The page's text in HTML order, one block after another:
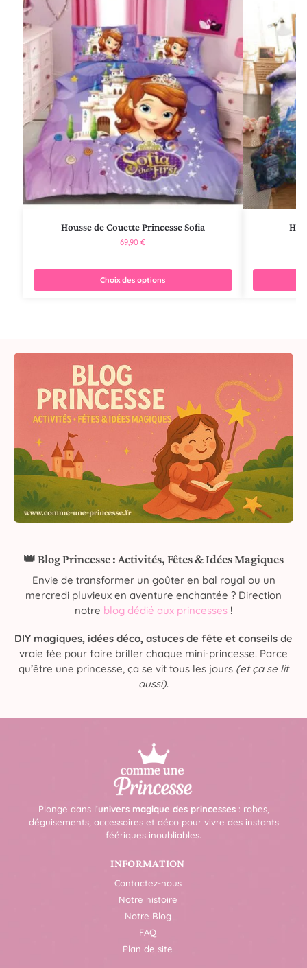
Housse de Couette Princesse Sofia
69,90€
Choix des options
👑 Blog Princesse : Activités, Fêtes & Idées Magiques
Envie de transformer un goûter en bal royal ou un
mercredi pluvieux en aventure enchantée ? Direction
notre blog dédié aux princesses !
DIY magiques, idées déco, astuces de fête et conseils de
vraie fée pour faire briller chaque mini-princesse. Parce
qu’être une princesse, ça se vit tous les jours (et ça se lit
aussi).
Plonge dans l’univers magique des princesses: robes,
déguisements, accessoires et déco pour vivre des instants
féériques inoubliables.
INFORMATION
Contactez-nous
Notre histoire
Notre Blog
FAQ
Plan de site